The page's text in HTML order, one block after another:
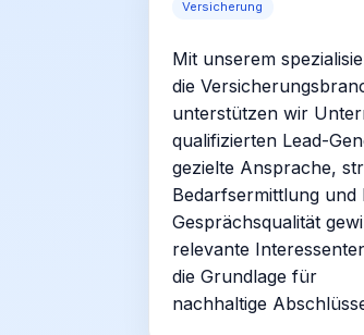
Versicherung
Mit unserem
die
unterstützen wir
qualifizierten Lead-
gezielte Ansprache,
Bedarfsermittlung und
Gesprächsqualität
relevante
die Grundlage für
nachhaltige